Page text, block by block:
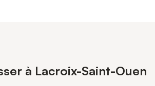
à Lacroix-Saint-Ouen